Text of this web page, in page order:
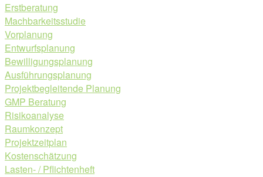
Erstberatung
Machbarkeitsstudie
Vorplanung
Entwurfsplanung
Bewilligungsplanung
Ausführungsplanung
Projektbegleitende Planung
GMP Beratung
Risikoanalyse
Raumkonzept
Projektzeitplan
Kostenschätzung
Lasten- / Pflichtenheft